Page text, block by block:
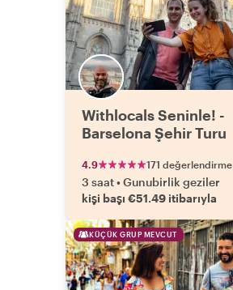
Withlocals Seninle! -
Barselona Şehir Turu
4.9 171 değerlendirme
3 saat•Gunubirlik geziler
kişi başı €51.49 itibarıyla
KÜÇÜK GRUP MEVCUT